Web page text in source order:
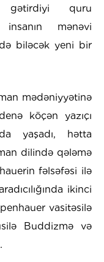
gətirdiyi quru
mənəvi
biləcək yeni bir
mədəniyyətinə
köçən yazıçı
yaşadı, hətta
dilində qələmə
fəlsəfəsi ilə
ikinci
vasitəsilə
Buddizmə və